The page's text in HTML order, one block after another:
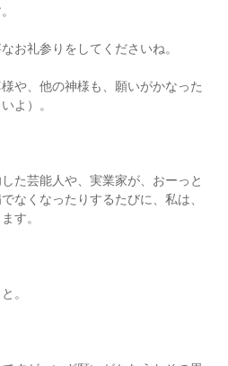
お礼参りをしてくださいね。
や、他の神様も、願いがかなった
よ）。
た芸能人や、実業家が、おーっと
なくなったりするたびに、私は、
す。
。